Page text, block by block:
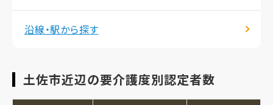
沿線・駅から探す
土佐市近辺の要介護度別認定者数